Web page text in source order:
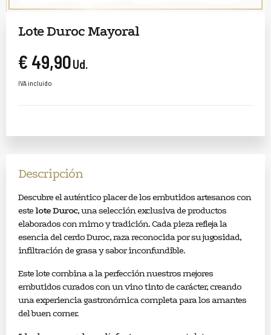
Lote Duroc Mayoral
€ 49,90Ud.
IVA incluido
Descripción
Descubre el auténtico placer de los embutidos artesanos con
este lote Duroc, una selección exclusiva de productos
elaborados con mimo y tradición. Cada pieza refleja la
esencia del cerdo Duroc, raza reconocida por su jugosidad,
infiltración de grasa y sabor inconfundible.
Este lote combina a la perfección nuestros mejores
embutidos curados con un vino tinto de carácter, creando
una experiencia gastronómica completa para los amantes
del buen comer.